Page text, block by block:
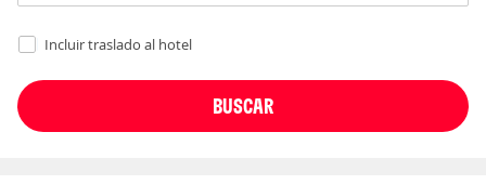
Incluir traslado al hotel